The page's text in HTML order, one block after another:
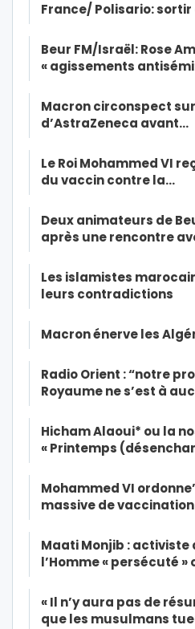
France/ Polisario: sortir
Beur FM/Israël: Rose
« agissements
Macron circonspect
d’AstraZeneca avant…
Le Roi Mohammed VI
du vaccin contre la…
Deux animateurs de
après une rencontre
Les islamistes
leurs contradictions
Macron énerve les
Radio Orient : “notre
Royaume ne s’est à
Hicham Alaoui* ou la
« Printemps
Mohammed VI
massive de
Maati Monjib : activiste
l’Homme « persécuté »
« Il n’y aura pas de
que les musulmans